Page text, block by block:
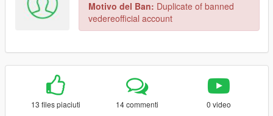
Motivo del Ban: Duplicate of banned
vedereofficial account
13 files piaciuti 14 commenti 0 video